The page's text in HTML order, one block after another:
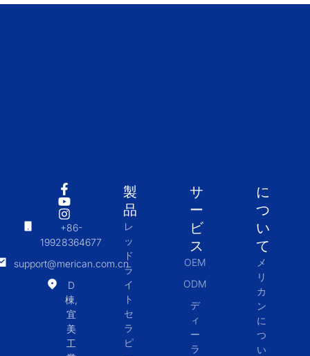
+86-
19928364677
support@merican.com.cn
D
棟,
宜
美
工
製
品
レ
ッ
ド
ラ
イ
ト
セ
ラ
ピ
サ
ー
ビ
ス
OEM
ODM
デ
ィ
ー
ラ
に
つ
い
て
メ
リ
カ
ン
に
つ
い